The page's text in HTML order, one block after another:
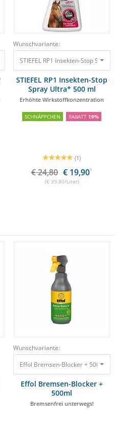
zu Heu Bedampfen & Waschen
Wunschvariante:
STIEFEL RP1 Insekten-Stop Spray
STIEFEL RP1 Insekten-Stop
Spray Ultra* 500 ml
Erhöhte Wirkstoffkonzentration
SCHNÄPPCHEN RABATT 19%
(1)
€ 24,80 € 19,901
(€ 39,80/Liter)
Wunschvariante:
Effol Bremsen-Blocker +
500ml
Bremsenfrei unterwegs!